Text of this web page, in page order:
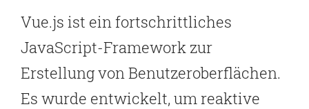
Vue.js ist ein fortschrittliches
JavaScript-Framework zur
Erstellung von Benutzeroberflächen.
Es wurde entwickelt, um reaktive